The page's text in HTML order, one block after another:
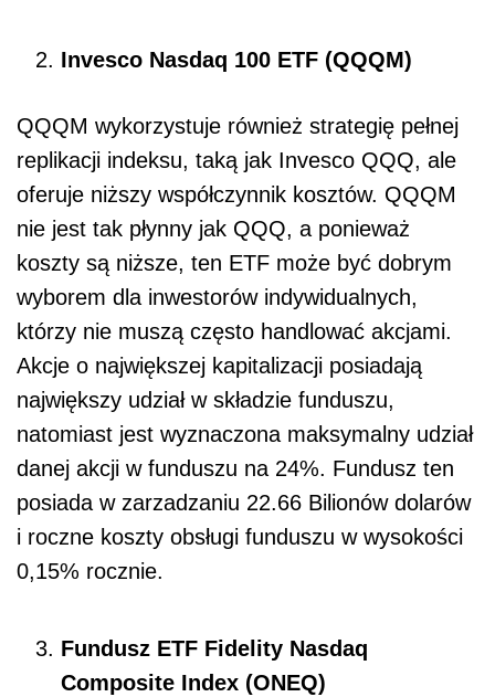
Invesco Nasdaq 100 ETF (QQQM)
QQQM wykorzystuje również strategię pełnej
replikacji indeksu, taką jak Invesco QQQ, ale
oferuje niższy współczynnik kosztów. QQQM
nie jest tak płynny jak QQQ, a ponieważ
koszty są niższe, ten ETF może być dobrym
wyborem dla inwestorów indywidualnych,
którzy nie muszą często handlować akcjami.
Akcje o największej kapitalizacji posiadają
największy udział w składzie funduszu,
natomiast jest wyznaczona maksymalny udział
danej akcji w funduszu na 24%. Fundusz ten
posiada w zarzadzaniu 22.66 Bilionów dolarów
i roczne koszty obsługi funduszu w wysokości
0,15% rocznie.
Fundusz ETF Fidelity Nasdaq
Composite Index (ONEQ)